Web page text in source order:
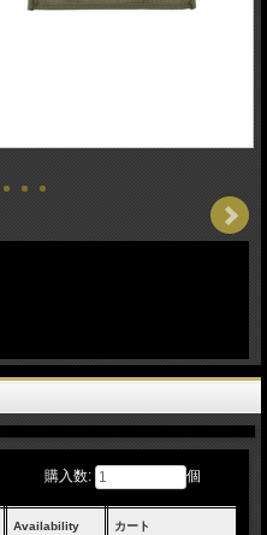
購入数: 個
Availability カート